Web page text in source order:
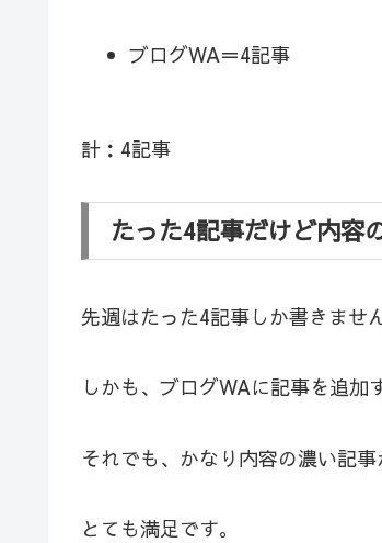
ブログWA＝4記事
計：4記事
たった4記事だけど内容
先週はたった4記事しか書きませ
しかも、ブログWAに記事を追加
それでも、かなり内容の濃い記
とても満足です。